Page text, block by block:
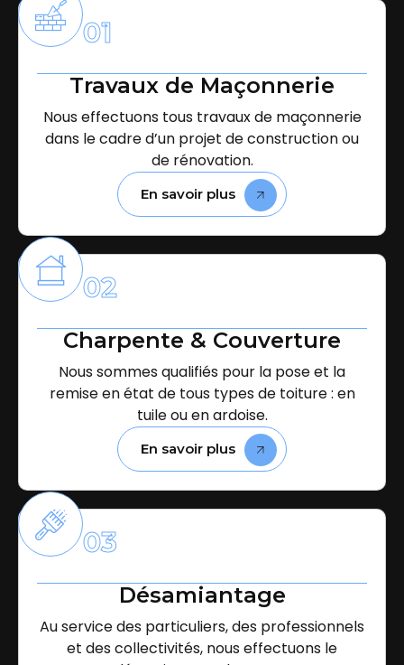
01
Travaux de Maçonnerie
Nous effectuons tous travaux de maçonnerie
dans le cadre d’un projet de construction ou
de rénovation.
En savoir plus
02
Charpente & Couverture
Nous sommes qualifiés pour la pose et la
remise en état de tous types de toiture : en
tuile ou en ardoise.
En savoir plus
03
Désamiantage
Au service des particuliers, des professionnels
et des collectivités, nous effectuons le